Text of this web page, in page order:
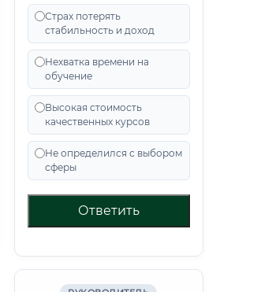
Страх потерять
стабильность и доход
Нехватка времени на
обучение
Высокая стоимость
качественных курсов
Не определился с выбором
сферы
Ответить